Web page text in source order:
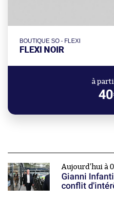
BOUTIQUE SO - FLEXI
FLEXI NOIR
à
Aujourd'hui à
Gianni
conflit